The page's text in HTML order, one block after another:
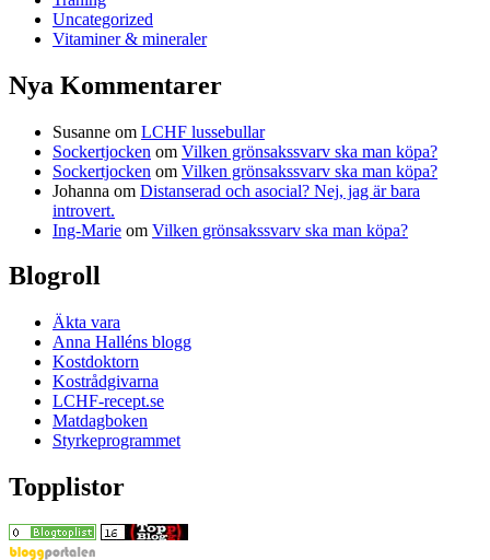
Uncategorized
Vitaminer & mineraler
Nya Kommentarer
Susanne om LCHF lussebullar
Sockertjocken om Vilken grönsakssvarv ska man köpa?
Sockertjocken om Vilken grönsakssvarv ska man köpa?
Johanna om Distanserad och asocial? Nej, jag är bara
introvert.
Ing-Marie om Vilken grönsakssvarv ska man köpa?
Blogroll
Äkta vara
Anna Halléns blogg
Kostdoktorn
Kostrådgivarna
LCHF-recept.se
Matdagboken
Styrkeprogrammet
Topplistor